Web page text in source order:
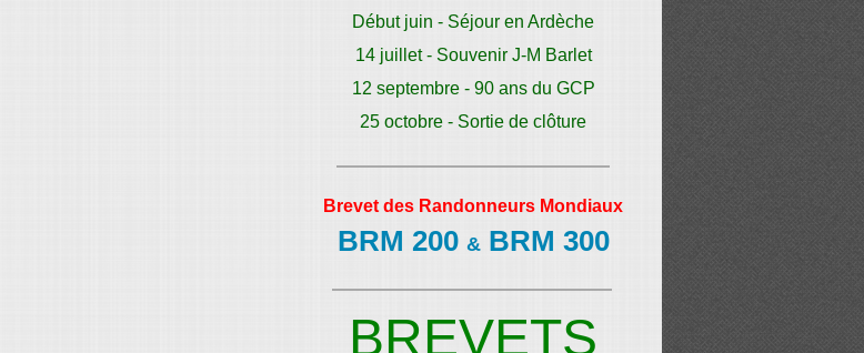
Début juin - Séjour en Ardèche
14 juillet - Souvenir J-M Barlet
12 septembre - 90 ans du GCP
25 octobre - Sortie de clôture
Brevet des Randonneurs Mondiaux
BRM 200 &BRM 300
BREVETS